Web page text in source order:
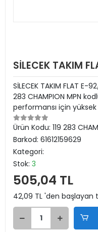
SİLECEK TAKIM
SİLECEK TAKIM FLAT E-
283 CHAMPION MPN
performansı için
Ürün Kodu: 119 283
Barkod: 61612159629
Kategori:
Stok: 3
505,04 TL
42,09 TL 'den başlayan